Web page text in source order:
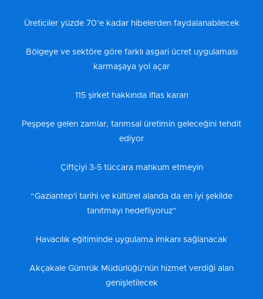
Üreticiler yüzde 70’e kadar hibelerden faydalanabilecek
Bölgeye ve sektöre göre farklı asgari ücret uygulaması
karmaşaya yol açar
115 şirket hakkında iflas kararı
Peşpeşe gelen zamlar, tarımsal üretimin geleceğini tehdit
ediyor
Çiftçiyi 3-5 tüccara mahkum etmeyin
“Gaziantep'i tarihi ve kültürel alanda da en iyi şekilde
tanıtmayı hedefliyoruz"
Havacılık eğitiminde uygulama imkanı sağlanacak
Akçakale Gümrük Müdürlüğü’nün hizmet verdiği alan
genişletilecek